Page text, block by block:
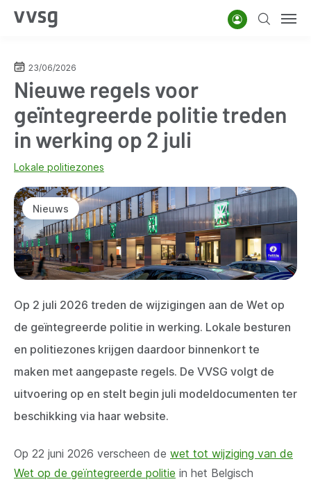
Overslaan
inhoud
AccountZoeken
23/06/2026
Nieuwe regels voor
geïntegreerde politie treden
in werking op 2 juli
Lokale politiezones
Nieuws
Op 2 juli 2026 treden de wijzigingen aan de Wet op
de geïntegreerde politie in werking. Lokale besturen
en politiezones krijgen daardoor binnenkort te
maken met aangepaste regels. De VVSG volgt de
uitvoering op en stelt begin juli modeldocumenten ter
beschikking via haar website.
Op 22 juni 2026 verscheen de wet tot wijziging van de
Wet op de geïntegreerde politie in het Belgisch